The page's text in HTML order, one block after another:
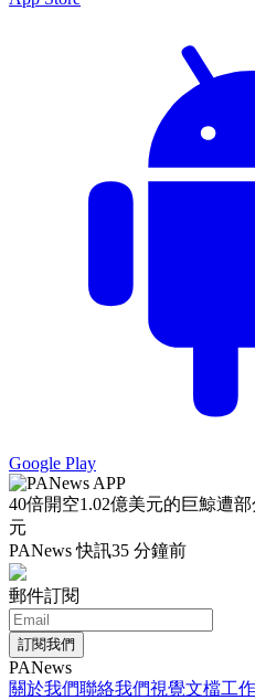
Google Play
40倍開空1.02億美元的巨鯨遭
元
PANews 快訊35 分鐘前
郵件訂閱
訂閱我們
PANews
關於我們聯絡我們視覺文檔工